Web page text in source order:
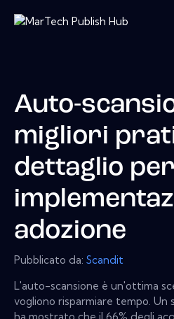
Auto-
migliori
dettaglio
adozione
Pubblicato da: Scandit
L'auto-scansione è un'ottima
vogliono risparmiare tempo. Un
ha mostrato che il 66% degli